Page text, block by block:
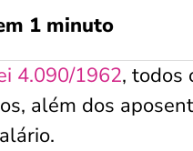
1 minuto
4.090/1962, todos
além dos